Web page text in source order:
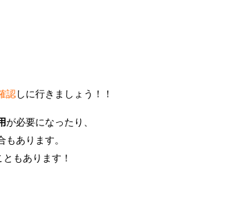
認しに行きましょう！！
が必要になったり、
あります。
もあります！